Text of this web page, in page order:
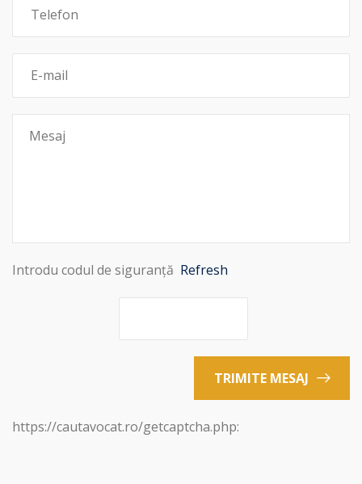
Introdu codul de siguranță Refresh
TRIMITE MESAJ
https://cautavocat.ro/getcaptcha.php: